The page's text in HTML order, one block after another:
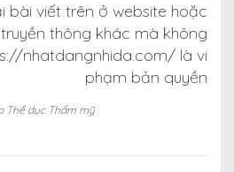
bài viết trên ở website hoặc
thông khác mà không
nhatdangnhida.com/ là vi
phạm bản quyền
Thể dục Thẩm mỹ